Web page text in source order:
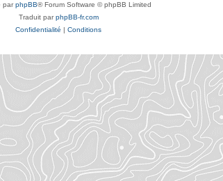
parphpBB® Forum Software © phpBB Limited
Traduit parphpBB-fr.com
Confidentialité | Conditions